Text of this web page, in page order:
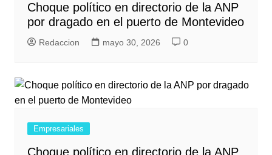
Choque político en directorio de la ANP
por dragado en el puerto de Montevideo
Redaccion mayo 30, 2026 0
Empresariales
Choque político en directorio de la ANP